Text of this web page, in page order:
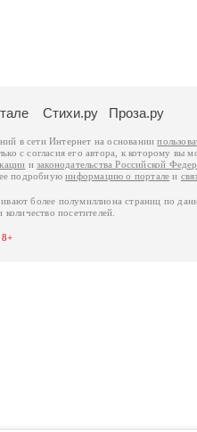
Стихи.ру Проза.ру
в сети Интернет на основании
с согласия его автора, к которому вы
изаконодательства Российской
подробнуюинформацию о портале и
более полумиллиона страниц по
посетителей.